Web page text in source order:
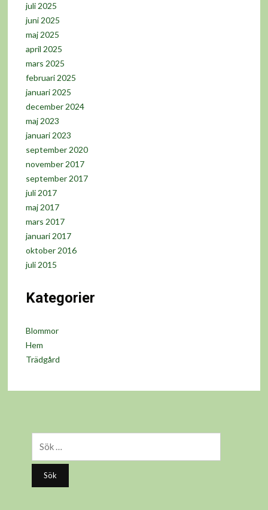
juli 2025
juni 2025
maj 2025
april 2025
mars 2025
februari 2025
januari 2025
december 2024
maj 2023
januari 2023
september 2020
november 2017
september 2017
juli 2017
maj 2017
mars 2017
januari 2017
oktober 2016
juli 2015
Kategorier
Blommor
Hem
Trädgård